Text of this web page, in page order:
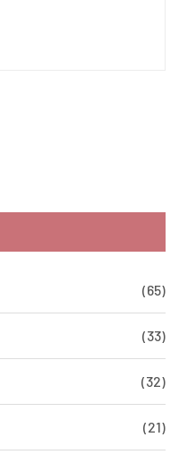
(65)
(33)
(32)
(21)